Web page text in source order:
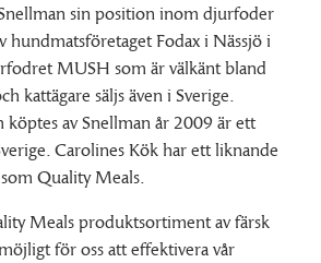
sin position inom djurfoder
hundmatsföretaget Fodax i Nässjö i
MUSH som är välkänt bland
kattägare säljs även i Sverige.
köptes av Snellman år 2009 är ett
Carolines Kök har ett liknande
Quality Meals.
Meals produktsortiment av färsk
för oss att effektivera vår